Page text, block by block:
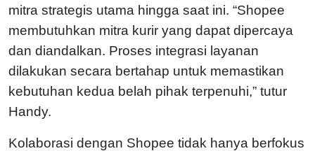
mitra strategis utama hingga saat ini. “Shopee
membutuhkan mitra kurir yang dapat dipercaya
dan diandalkan. Proses integrasi layanan
dilakukan secara bertahap untuk memastikan
kebutuhan kedua belah pihak terpenuhi,” tutur
Handy.
Kolaborasi dengan Shopee tidak hanya berfokus